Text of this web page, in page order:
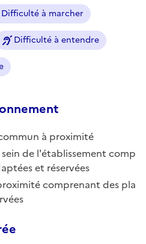
Difficulté à marcher
Difficulté à entendre
à proximité
de l'établissement comp
et réservées
comprenant des pla